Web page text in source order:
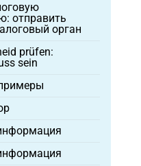
отправить
орган
prüfen:
sein